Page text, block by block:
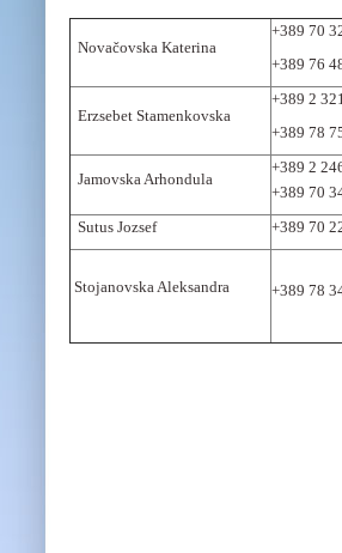
Novačovska Katerina
+389 70
+389 76
Erzsebet Stamenkovska
+389 2
+389 78
Jamovska Arhondula
+389 2
+389 70
Sutus Jozsef +389 70
Stojanovska Aleksandra +389 78